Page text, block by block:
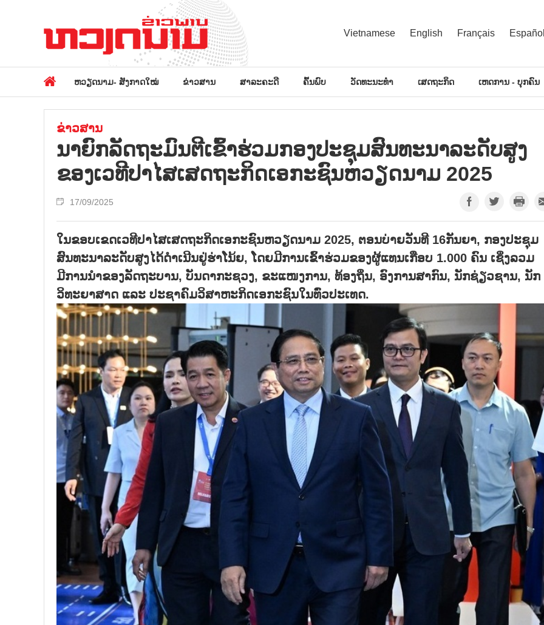
Vietnamese English Français
ຫວຽດນາມ- ສັງກາດໃໝ່ ຂ່າວສານ ສາລະຄະດີ ຄົ້ນພົບ ວັດທະນະທຳ ເສດຖະກິດ ເຫດການ - ບຸກຄົນ
ຂ່າວສານ
ນາຍົກລັດຖະມົນຕີເຂົ້າຮ່ວມກອງປະຊຸມສົນທະນາລະດັບສູງ
ຂອງເວທີປາໄສເສດຖະກິດເອກະຊົນຫວຽດນາມ 2025
17/09/2025
ໃນຂອບເຂດເວທີປາໄສເສດຖະກິດເອກະຊົນຫວຽດນາມ 2025, ຕອນບ່າຍວັນທີ 16ກັນຍາ, ກອງປະຊຸມ
ສົນທະນາລະດັບສູງໄດ້ດຳເນີນຢູ່ຮ່າໂນ້ຍ, ໂດຍມີການເຂົ້າຮ່ວມຂອງຜູ້ແທນເກືອບ 1.000 ຄົນ ເຊິ່ງລວມ
ມີການນຳຂອງລັດຖະບານ, ບັນດາກະຊວງ, ຂະແໜງການ, ທ້ອງຖິ່ນ, ອົງການສາກົນ, ນັກຊ່ຽວຊານ, ນັກ
ວິທະຍາສາດ ແລະ ປະຊາຄົມວິສາຫະກິດເອກະຊົນໃນທົ່ວປະເທດ.